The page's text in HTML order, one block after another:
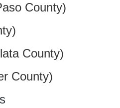
County)
County)
County)